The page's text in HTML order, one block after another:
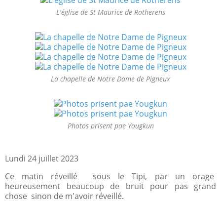
L'église de St Maurice de Rotherens
La chapelle de Notre Dame de Pigneux
Photos prisent pae Yougkun
Lundi 24 juillet 2023
Ce matin réveillé sous le Tipi, par un orage
heureusement beaucoup de bruit pour pas grand
chose sinon de m'avoir réveillé.